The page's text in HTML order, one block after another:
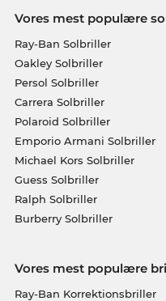
Vores mest populære
Ray-Ban Solbriller
Oakley Solbriller
Persol Solbriller
Carrera Solbriller
Polaroid Solbriller
Emporio Armani Solbriller
Michael Kors Solbriller
Guess Solbriller
Ralph Solbriller
Burberry Solbriller
Vores mest populære
Ray-Ban Korrektionsbriller